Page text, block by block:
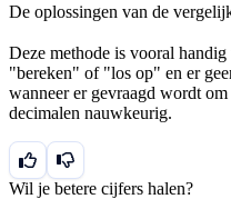
De oplossingen van de
Deze methode is vooral
"bereken" of "los op" en er
wanneer er gevraagd wordt
decimalen nauwkeurig.
Wil je betere cijfers halen?